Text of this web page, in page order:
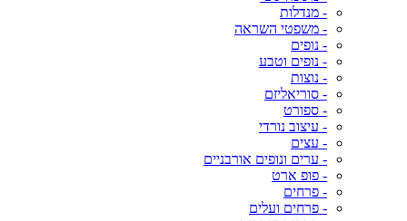
- מנדלות
- משפטי השראה
- נופים
- נופים וטבע
- נוצות
- סוריאליזם
- ספורט
- עיצוב נורדי
- עצים
- ערים ונופים אורבניים
- פופ ארט
- פרחים
- פרחים ועלים